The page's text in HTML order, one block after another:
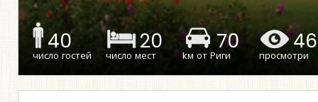
40
число гостей
20
число мест
70
kм от Риги просмотри